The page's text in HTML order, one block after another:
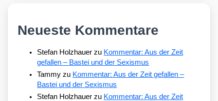
Neueste Kommentare
Stefan Holzhauer zu Kommentar: Aus der Zeit
gefallen – Bastei und der Sexismus
Tammy zu Kommentar: Aus der Zeit gefallen –
Bastei und der Sexismus
Stefan Holzhauer zu Kommentar: Aus der Zeit